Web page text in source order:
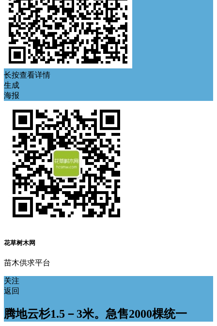
长按查看详情
生成
海报
花草树木网
苗木供求平台
关注
返回
腾地云杉1.5－3米。急售2000棵统一